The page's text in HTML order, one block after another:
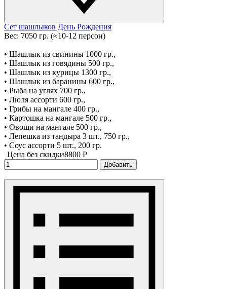
Сет шашлыков День Рождения
Вес: 7050 гр. (≈10-12 персон)
• Шашлык из свинины 1000 гр.,
• Шашлык из говядины 500 гр.,
• Шашлык из курицы 1300 гр.,
• Шашлык из баранины 600 гр.,
• Рыба на углях 700 гр.,
• Люля ассорти 600 гр.,
• Грибы на мангале 400 гр.,
• Картошка на мангале 500 гр.,
• Овощи на мангале 500 гр.,
• Лепешка из тандыра 3 шт., 750 гр.,
• Соус ассорти 5 шт., 200 гр.
Цена без скидки8800 P
Добавить